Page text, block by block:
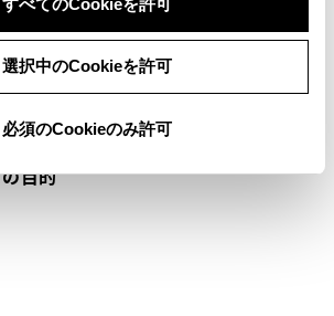
選択中のCookieを許可
必須のCookieのみ許可
目的